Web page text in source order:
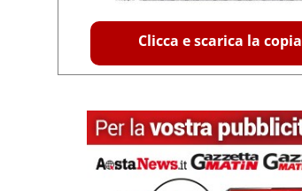
Clicca e scarica la copia